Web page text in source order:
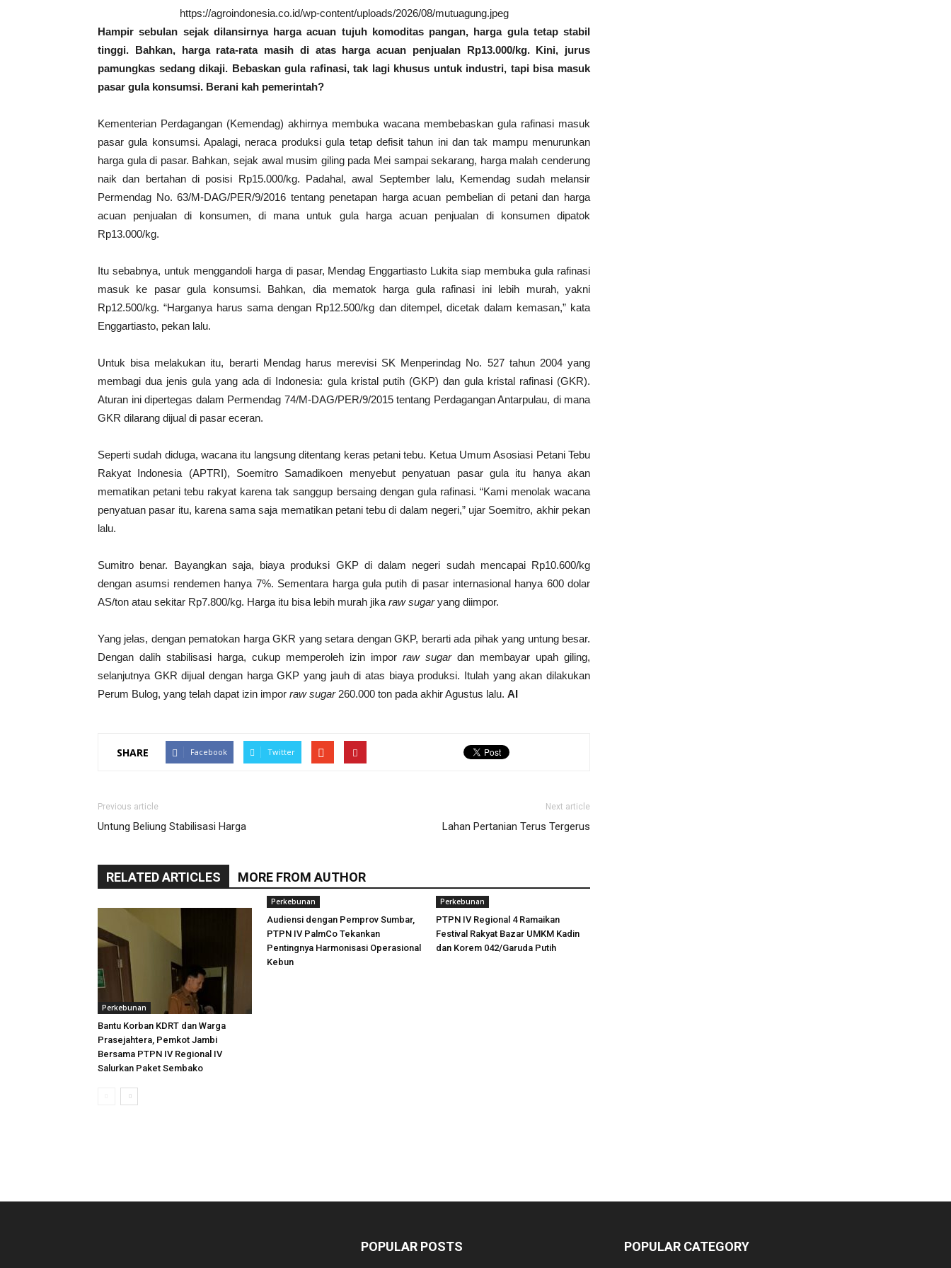
https://agroindonesia.co.id/wp-content/uploads/2026/08/mutuagung.jpeg
Hampir sebulan sejak dilansirnya harga acuan tujuh komoditas pangan, harga gula tetap stabil
tinggi. Bahkan, harga rata-rata masih di atas harga acuan penjualan Rp13.000/kg. Kini, jurus
pamungkas sedang dikaji. Bebaskan gula rafinasi, tak lagi khusus untuk industri, tapi bisa masuk
pasar gula konsumsi. Berani kah pemerintah?
Kementerian Perdagangan (Kemendag) akhirnya membuka wacana membebaskan gula rafinasi masuk
pasar gula konsumsi. Apalagi, neraca produksi gula tetap defisit tahun ini dan tak mampu menurunkan
harga gula di pasar. Bahkan, sejak awal musim giling pada Mei sampai sekarang, harga malah cenderung
naik dan bertahan di posisi Rp15.000/kg. Padahal, awal September lalu, Kemendag sudah melansir
Permendag No. 63/M-DAG/PER/9/2016 tentang penetapan harga acuan pembelian di petani dan harga
acuan penjualan di konsumen, di mana untuk gula harga acuan penjualan di konsumen dipatok
Rp13.000/kg.
Itu sebabnya, untuk menggandoli harga di pasar, Mendag Enggartiasto Lukita siap membuka gula rafinasi
masuk ke pasar gula konsumsi. Bahkan, dia mematok harga gula rafinasi ini lebih murah, yakni
Rp12.500/kg. “Harganya harus sama dengan Rp12.500/kg dan ditempel, dicetak dalam kemasan,” kata
Enggartiasto, pekan lalu.
Untuk bisa melakukan itu, berarti Mendag harus merevisi SK Menperindag No. 527 tahun 2004 yang
membagi dua jenis gula yang ada di Indonesia: gula kristal putih (GKP) dan gula kristal rafinasi (GKR).
Aturan ini dipertegas dalam Permendag 74/M-DAG/PER/9/2015 tentang Perdagangan Antarpulau, di mana
GKR dilarang dijual di pasar eceran.
Seperti sudah diduga, wacana itu langsung ditentang keras petani tebu. Ketua Umum Asosiasi Petani Tebu
Rakyat Indonesia (APTRI), Soemitro Samadikoen menyebut penyatuan pasar gula itu hanya akan
mematikan petani tebu rakyat karena tak sanggup bersaing dengan gula rafinasi. “Kami menolak wacana
penyatuan pasar itu, karena sama saja mematikan petani tebu di dalam negeri,” ujar Soemitro, akhir pekan
lalu.
Sumitro benar. Bayangkan saja, biaya produksi GKP di dalam negeri sudah mencapai Rp10.600/kg
dengan asumsi rendemen hanya 7%. Sementara harga gula putih di pasar internasional hanya 600 dolar
AS/ton atau sekitar Rp7.800/kg. Harga itu bisa lebih murah jika raw sugaryang diimpor.
Yang jelas, dengan pematokan harga GKR yang setara dengan GKP, berarti ada pihak yang untung besar.
Dengan dalih stabilisasi harga, cukup memperoleh izin impor raw sugardan membayar upah giling,
selanjutnya GKR dijual dengan harga GKP yang jauh di atas biaya produksi. Itulah yang akan dilakukan
Perum Bulog, yang telah dapat izin impor raw sugar260.000 ton pada akhir Agustus lalu. AI
SHARE Facebook Twitter
Previous article
Untung Beliung Stabilisasi Harga
Next article
Lahan Pertanian Terus Tergerus
RELATED ARTICLES MORE FROM AUTHOR
Perkebunan
Bantu Korban KDRT dan Warga
Prasejahtera, Pemkot Jambi
Bersama PTPN IV Regional IV
Salurkan Paket Sembako
Perkebunan
Audiensi dengan Pemprov Sumbar,
PTPN IV PalmCo Tekankan
Pentingnya Harmonisasi Operasional
Kebun
Perkebunan
PTPN IV Regional 4 Ramaikan
Festival Rakyat Bazar UMKM Kadin
dan Korem 042/Garuda Putih
POPULAR POSTS POPULAR CATEGORY